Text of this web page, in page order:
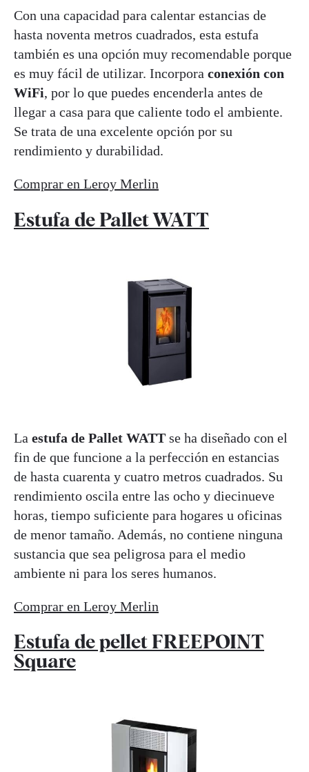
Con una capacidad para calentar estancias de
hasta noventa metros cuadrados, esta estufa
también es una opción muy recomendable porque
es muy fácil de utilizar. Incorpora conexión con
WiFi, por lo que puedes encenderla antes de
llegar a casa para que caliente todo el ambiente.
Se trata de una excelente opción por su
rendimiento y durabilidad.
Comprar en Leroy Merlin
Estufa de Pallet WATT
La estufa de Pallet WATT se ha diseñado con el
fin de que funcione a la perfección en estancias
de hasta cuarenta y cuatro metros cuadrados. Su
rendimiento oscila entre las ocho y diecinueve
horas, tiempo suficiente para hogares u oficinas
de menor tamaño. Además, no contiene ninguna
sustancia que sea peligrosa para el medio
ambiente ni para los seres humanos.
Comprar en Leroy Merlin
Estufa de pellet FREEPOINT
Square